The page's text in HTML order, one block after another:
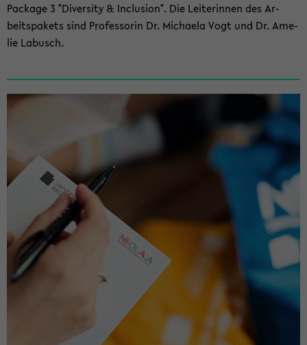
Packa­ge 3 "Di­ver­si­ty & In­clu­si­on". Die Lei­te­rin­nen des Ar­
beits­pa­kets sind Pro­fes­so­rin Dr. Mi­chae­la Vogt und Dr. Ame­
lie La­busch.